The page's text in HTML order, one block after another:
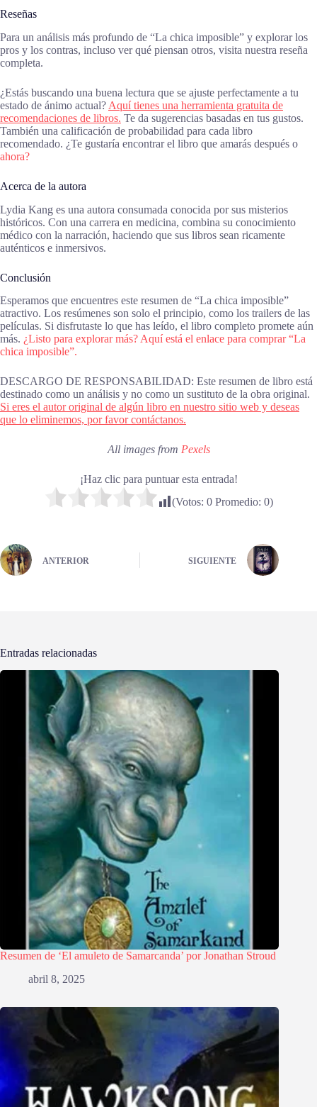
Reseñas
Para un análisis más profundo de “La chica imposible” y explorar los
pros y los contras, incluso ver qué piensan otros, visita nuestra reseña
completa.
¿Estás buscando una buena lectura que se ajuste perfectamente a tu
estado de ánimo actual? Aquí tienes una herramienta gratuita de
recomendaciones de libros. Te da sugerencias basadas en tus gustos.
También una calificación de probabilidad para cada libro
recomendado. ¿Te gustaría encontrar el libro que amarás después o
ahora?
Acerca de la autora
Lydia Kang es una autora consumada conocida por sus misterios
históricos. Con una carrera en medicina, combina su conocimiento
médico con la narración, haciendo que sus libros sean ricamente
auténticos e inmersivos.
Conclusión
Esperamos que encuentres este resumen de “La chica imposible”
atractivo. Los resúmenes son solo el principio, como los trailers de las
películas. Si disfrutaste lo que has leído, el libro completo promete aún
más. ¿Listo para explorar más? Aquí está el enlace para comprar “La
chica imposible”.
DESCARGO DE RESPONSABILIDAD: Este resumen de libro está
destinado como un análisis y no como un sustituto de la obra original.
Si eres el autor original de algún libro en nuestro sitio web y deseas
que lo eliminemos, por favor contáctanos.
All images from Pexels
¡Haz clic para puntuar esta entrada!
(Votos: 0Promedio: 0)
ANTERIOR SIGUIENTE
Entradas relacionadas
Resumen de ‘El amuleto de Samarcanda’ por Jonathan Stroud
abril 8, 2025